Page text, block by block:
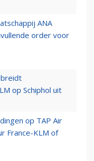
ANA
order voor
breidt
op Schiphol uit
op TAP Air
France-KLM of